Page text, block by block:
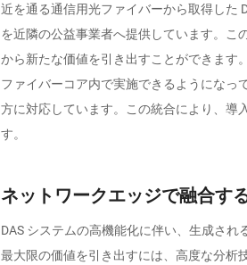
近を通る通信用光ファイバーから取得した
を近隣の公益事業者へ提供しています。こ
から新たな価値を引き出すことができます。
ファイバーコア内で実施できるようになっ
方に対応しています。この統合により、導
す。
ネットワークエッジで融合す
DAS システムの高機能化に伴い、生成され
最大限の価値を引き出すには、高度な分析